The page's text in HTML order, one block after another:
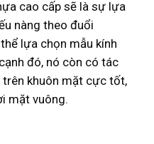
cao cấp sẽ là sự lựa
nàng theo đuổi
lựa chọn mẫu kính
đó, nó còn có tác
khuôn mặt cực tốt,
mặt vuông.